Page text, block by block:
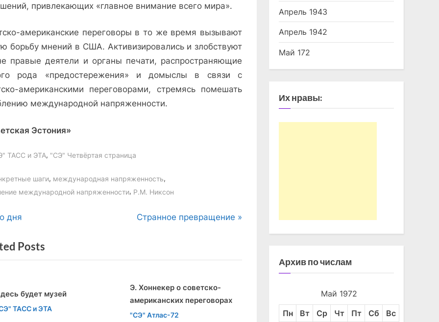
привлекающих «главное внимание всего мира».
американские переговоры в то же время вызывают
борьбу мнений в США. Активизировались и злобствуют
правые деятели и органы печати, распространяющие
рода «предостережения» и домыслы в связи с
американскими переговорами, стремясь помешать
международной напряженности.
Эстония»
ТАСС и ЭТА, "СЭ" Четвёртая страница
шаги, международная напряженность,
международной напряженности, Р.М. Никсон
дня
N
t
o
s
t
Странное превращение
Posts
будет музей
ТАСС и ЭТА
Э. Хоннекер о советско-
американских переговорах
"СЭ" Атлас-72
Советы туристу
"СЭ" Четвёртая страница
Апрель 1943
Апрель 1942
Май 172
Их нравы:
Архив по числам
Май 1972
Пн Вт Ср Чт Пт Сб
Вс